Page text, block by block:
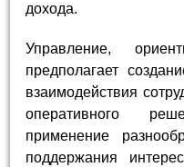
дохода.
Управление,
предполагает
взаимодействия
оперативного
применение
поддержания